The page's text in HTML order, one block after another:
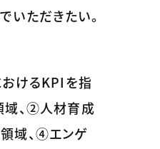
いただきたい。
けるKPIを指
域、②人材育成
域、④エンゲ